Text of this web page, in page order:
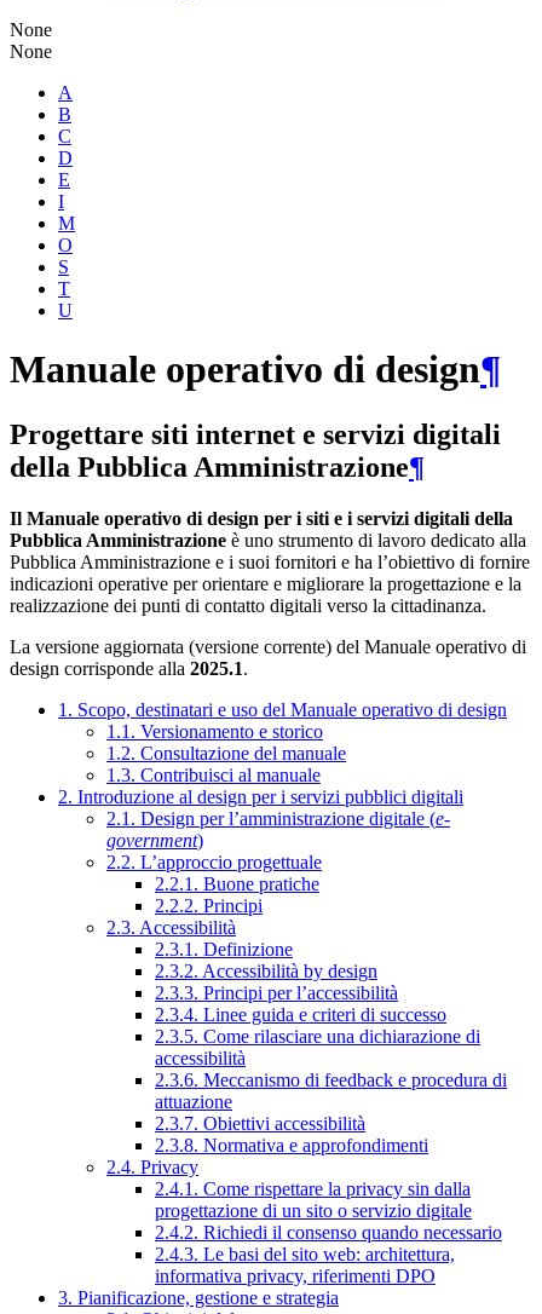
None
None
A
B
C
D
E
I
M
O
S
T
U
Manuale operativo di design¶
Progettare siti internet e servizi digitali
della Pubblica Amministrazione¶
Il Manuale operativo di design per i siti e i servizi digitali della
Pubblica Amministrazione è uno strumento di lavoro dedicato alla
Pubblica Amministrazione e i suoi fornitori e ha l’obiettivo di fornire
indicazioni operative per orientare e migliorare la progettazione e la
realizzazione dei punti di contatto digitali verso la cittadinanza.
La versione aggiornata (versione corrente) del Manuale operativo di
design corrisponde alla 2025.1.
1. Scopo, destinatari e uso del Manuale operativo di design
1.1. Versionamento e storico
1.2. Consultazione del manuale
1.3. Contribuisci al manuale
2. Introduzione al design per i servizi pubblici digitali
2.1. Design per l’amministrazione digitale (e-
government)
2.2. L’approccio progettuale
2.2.1. Buone pratiche
2.2.2. Principi
2.3. Accessibilità
2.3.1. Definizione
2.3.2. Accessibilità by design
2.3.3. Principi per l’accessibilità
2.3.4. Linee guida e criteri di successo
2.3.5. Come rilasciare una dichiarazione di
accessibilità
2.3.6. Meccanismo di feedback e procedura di
attuazione
2.3.7. Obiettivi accessibilità
2.3.8. Normativa e approfondimenti
2.4. Privacy
2.4.1. Come rispettare la privacy sin dalla
progettazione di un sito o servizio digitale
2.4.2. Richiedi il consenso quando necessario
2.4.3. Le basi del sito web: architettura,
informativa privacy, riferimenti DPO
3. Pianificazione, gestione e strategia